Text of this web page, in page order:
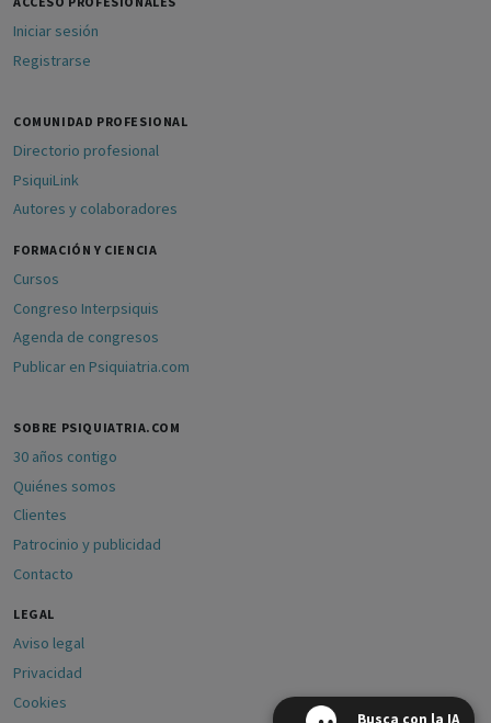
Busca con la IA
Iniciar sesión
Registrarse
COMUNIDAD PROFESIONAL
Directorio profesional
PsiquiLink
Autores y colaboradores
FORMACIÓN Y CIENCIA
Cursos
Congreso Interpsiquis
Agenda de congresos
Publicar en Psiquiatria.com
SOBRE PSIQUIATRIA.COM
30 años contigo
Quiénes somos
Clientes
Patrocinio y publicidad
Contacto
LEGAL
Aviso legal
Privacidad
Cookies